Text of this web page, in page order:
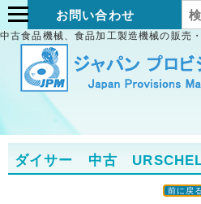
お問い合わせ
中古食品機械、食品加工製造機械の販売
ダイサー 中古
前に戻